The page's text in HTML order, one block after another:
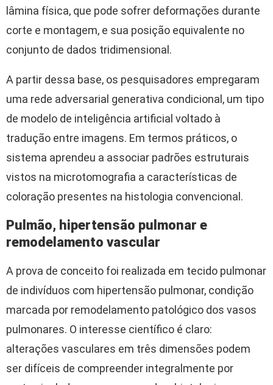
lâmina física, que pode sofrer deformações durante
corte e montagem, e sua posição equivalente no
conjunto de dados tridimensional.
A partir dessa base, os pesquisadores empregaram
uma rede adversarial generativa condicional, um tipo
de modelo de inteligência artificial voltado à
tradução entre imagens. Em termos práticos, o
sistema aprendeu a associar padrões estruturais
vistos na microtomografia a características de
coloração presentes na histologia convencional.
Pulmão, hipertensão pulmonar e
remodelamento vascular
A prova de conceito foi realizada em tecido pulmonar
de indivíduos com hipertensão pulmonar, condição
marcada por remodelamento patológico dos vasos
pulmonares. O interesse científico é claro:
alterações vasculares em três dimensões podem
ser difíceis de compreender integralmente por